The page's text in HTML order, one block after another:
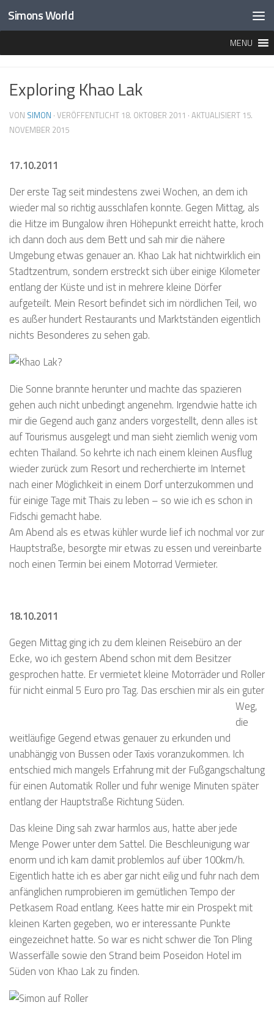
Unter dem Inhalt
Simons World
MENU
EXPLORING KHAO LAK
Exploring Khao Lak
VON SIMON · VERÖFFENTLICHT 18. OKTOBER 2011 · AKTUALISIERT 15.
NOVEMBER 2015
17.10.2011
Der erste Tag seit mindestens zwei Wochen, an dem ich
wieder mal so richtig ausschlafen konnte. Gegen Mittag, als
die Hitze im Bungalow ihren Höhepunkt erreicht hatte, kroch
ich dann doch aus dem Bett und sah mir die nähere
Umgebung etwas genauer an. Khao Lak hat nichtwirklich ein
Stadtzentrum, sondern erstreckt sich über einige Kilometer
entlang der Küste und ist in mehrere kleine Dörfer
aufgeteilt. Mein Resort befindet sich im nördlichen Teil, wo
es außer hundert Restaurants und Marktständen eigentlich
nichts Besonderes zu sehen gab.
Die Sonne brannte herunter und machte das spazieren
gehen auch nicht unbedingt angenehm. Irgendwie hatte ich
mir die Gegend auch ganz anders vorgestellt, denn alles ist
auf Tourismus ausgelegt und man sieht ziemlich wenig vom
echten Thailand. So kehrte ich nach einem kleinen Ausflug
wieder zurück zum Resort und recherchierte im Internet
nach einer Möglichkeit in einem Dorf unterzukommen und
für einige Tage mit Thais zu leben – so wie ich es schon in
Fidschi gemacht habe.
Am Abend als es etwas kühler wurde lief ich nochmal vor zur
Hauptstraße, besorgte mir etwas zu essen und vereinbarte
noch einen Termin bei einem Motorrad Vermieter.
18.10.2011
Gegen Mittag ging ich zu dem kleinen Reisebüro an der
Ecke, wo ich gestern Abend schon mit dem Besitzer
gesprochen hatte. Er vermietet kleine Motorräder und Roller
für nicht einmal 5 Euro pro Tag. Das erschien mir als ein guter
Weg,
die
weitläufige Gegend etwas genauer zu erkunden und
unabhängig von Bussen oder Taxis voranzukommen. Ich
entschied mich mangels Erfahrung mit der Fußgangschaltung
für einen Automatik Roller und fuhr wenige Minuten später
entlang der Hauptstraße Richtung Süden.
Das kleine Ding sah zwar harmlos aus, hatte aber jede
Menge Power unter dem Sattel. Die Beschleunigung war
enorm und ich kam damit problemlos auf über 100km/h.
Eigentlich hatte ich es aber gar nicht eilig und fuhr nach dem
anfänglichen rumprobieren im gemütlichen Tempo der
Petkasem Road entlang. Kees hatte mir ein Prospekt mit
kleinen Karten gegeben, wo er interessante Punkte
eingezeichnet hatte. So war es nicht schwer die Ton Pling
Wasserfälle sowie den Strand beim Poseidon Hotel im
Süden von Khao Lak zu finden.